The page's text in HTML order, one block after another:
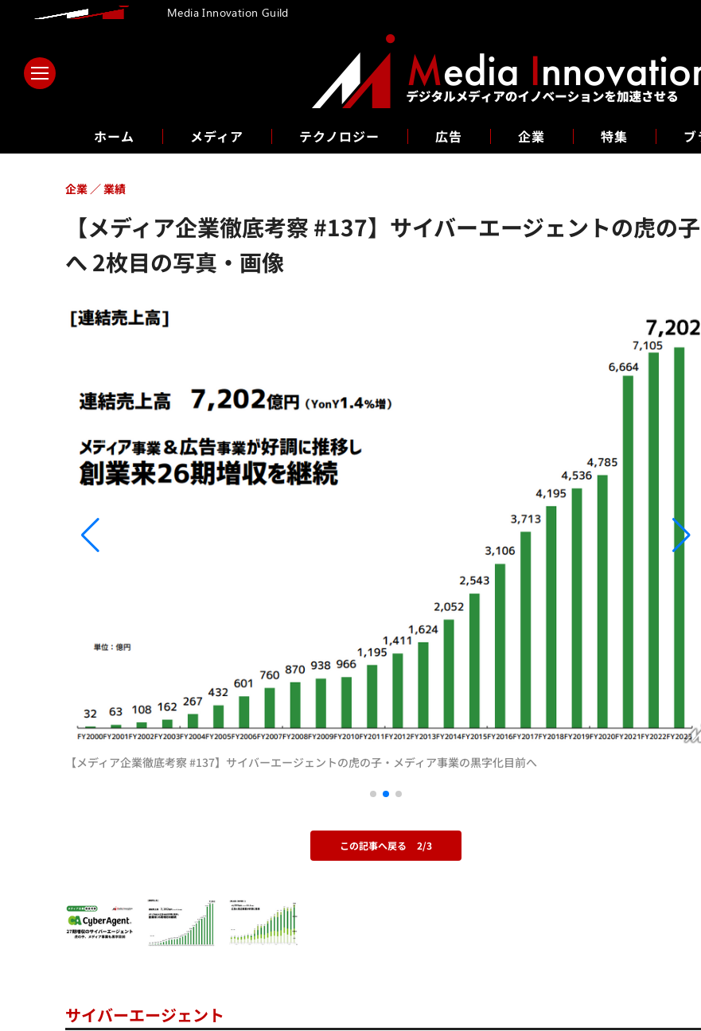
ホーム メディア テクノロジー 広告 企業 特集 ブ
【メディア企業徹底考察 #137】サイバーエージェントの虎の
へ 2枚目の写真・画像
企業 業績
【メディア企業徹底考察 #137】サイバーエージェントの虎の子・メディア事業の黒字化目前へ
この記事へ戻る 2/3
サイバーエージェント
Media Innovation Guild